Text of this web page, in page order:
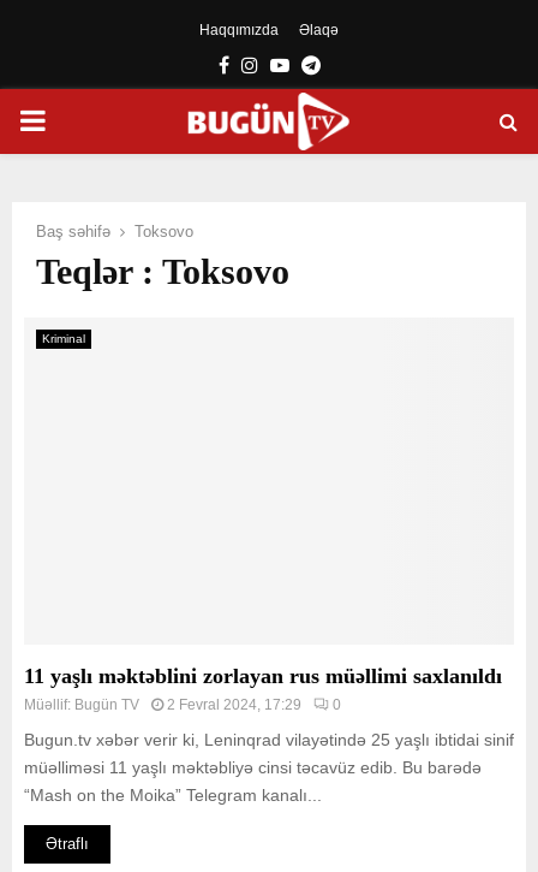
Haqqımızda Əlaqə
Facebook
Instagram
YoutubeTelegram
PRIMARY
Baş səhifə Toksovo
Teqlər : Toksovo
Kriminal
11 yaşlı məktəblini zorlayan rus müəllimi saxlanıldı
Müəllif: Bugün TV 2 Fevral 2024, 17:29 0
Bugun.tv xəbər verir ki, Leninqrad vilayətində 25 yaşlı ibtidai sinif
müəlliməsi 11 yaşlı məktəbliyə cinsi təcavüz edib. Bu barədə
“Mash on the Moika” Telegram kanalı...
Ətraflı